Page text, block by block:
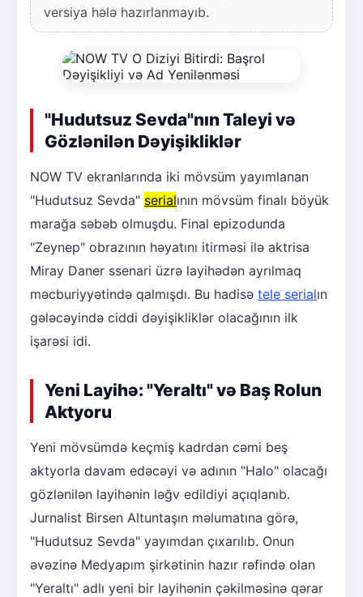
versiya hələ hazırlanmayıb.
"Hudutsuz Sevda"nın Taleyi və
Gözlənilən Dəyişikliklər
NOW TV ekranlarında iki mövsüm yayımlanan
"Hudutsuz Sevda" serialının mövsüm finalı böyük
marağa səbəb olmuşdu. Final epizodunda
"Zeynep" obrazının həyatını itirməsi ilə aktrisa
Miray Daner ssenari üzrə layihədən ayrılmaq
məcburiyyətində qalmışdı. Bu hadisə tele serialın
gələcəyində ciddi dəyişikliklər olacağının ilk
işarəsi idi.
Yeni Layihə: "Yeraltı" və Baş Rolun
Aktyoru
Yeni mövsümdə keçmiş kadrdan cəmi beş
aktyorla davam edəcəyi və adının "Halo" olacağı
gözlənilən layihənin ləğv edildiyi açıqlanıb.
Jurnalist Birsen Altuntaşın məlumatına görə,
"Hudutsuz Sevda" yayımdan çıxarılıb. Onun
əvəzinə Medyapım şirkətinin hazır rəfində olan
"Yeraltı" adlı yeni bir layihənin çəkilməsinə qərar